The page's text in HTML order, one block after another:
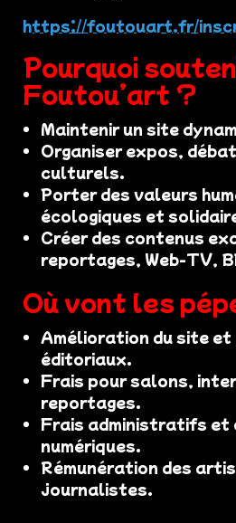
https://foutouart.fr/
Pourquoi
Foutou’art ?
Maintenir un site
Organiser expos,
culturels.
Porter des valeurs
écologiques et
Créer des contenus
reportages, Web-TV,
Où vont les
Amélioration du site
éditoriaux.
Frais pour salons,
reportages.
Frais administratifs et
numériques.
Rémunération des
journalistes.